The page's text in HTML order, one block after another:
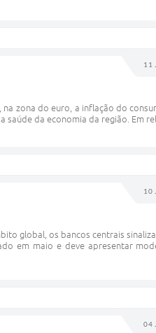
11
na zona do euro, a inflação do
da economia da região. Em
10
global, os bancos centrais
em maio e deve apresentar
04